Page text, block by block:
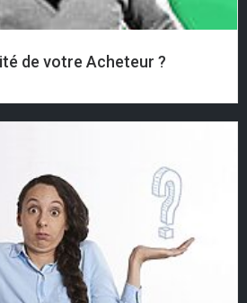
de votre Acheteur ?